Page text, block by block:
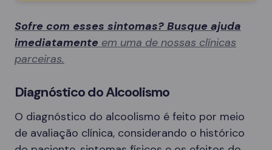
Sofre com esses sintomas? Busque ajuda
imediatamente em uma de nossas clínicas
parceiras.
Diagnóstico do Alcoolismo
O diagnóstico do alcoolismo é feito por meio
de avaliação clínica, considerando o histórico